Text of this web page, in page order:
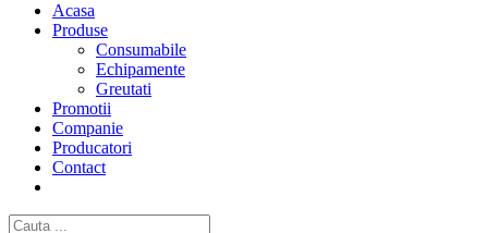
Acasa
Produse
Consumabile
Echipamente
Greutati
Promotii
Companie
Producatori
Contact
Cautare...